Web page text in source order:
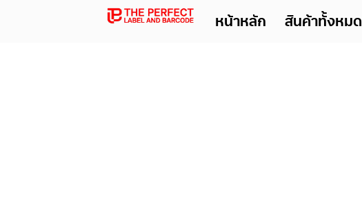
หน้าหลัก สินค้าทั้งหมด